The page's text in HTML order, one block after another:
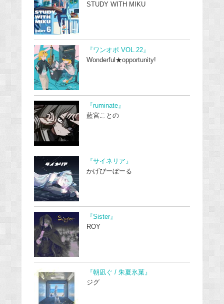
STUDY WITH MIKU
『ワンオポ VOL.22』
Wonderful★opportunity!
『ruminate』
藍宮ことの
『サイネリア』
かげぴーぼーる
『Sister』
ROY
『朝凪ぐ / 朱夏氷菓』
ジグ